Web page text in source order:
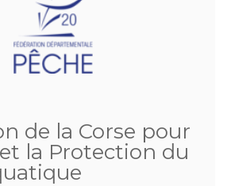
de la Corse pour
la Protection du